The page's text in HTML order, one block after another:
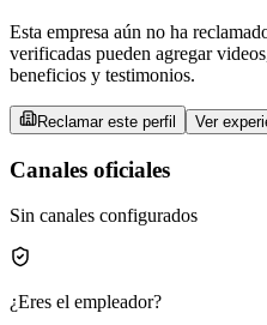
Esta empresa aún no ha
verificadas pueden agregar
beneficios y testimonios.
Reclamar este perfil Ver
Canales oficiales
Sin canales configurados
¿Eres el empleador?